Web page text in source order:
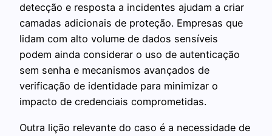
detecção e resposta a incidentes ajudam a criar
camadas adicionais de proteção. Empresas que
lidam com alto volume de dados sensíveis
podem ainda considerar o uso de autenticação
sem senha e mecanismos avançados de
verificação de identidade para minimizar o
impacto de credenciais comprometidas.
Outra lição relevante do caso é a necessidade de